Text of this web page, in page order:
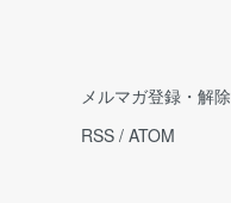
メルマガ登録・解除
RSS / ATOM